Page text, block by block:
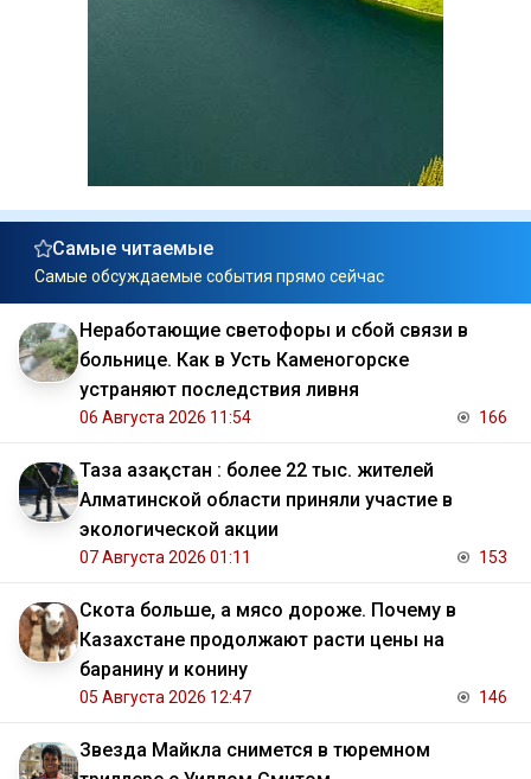
Самые читаемые
Самые обсуждаемые события прямо сейчас
Неработающие светофоры и сбой связи в
больнице. Как в Усть Каменогорске
устраняют последствия ливня
06 Августа 2026 11:54 166
Таза Қазақстан : более 22 тыс. жителей
Алматинской области приняли участие в
экологической акции
07 Августа 2026 01:11 153
Скота больше, а мясо дороже. Почему в
Казахстане продолжают расти цены на
баранину и конину
05 Августа 2026 12:47 146
Звезда Майкла снимется в тюремном